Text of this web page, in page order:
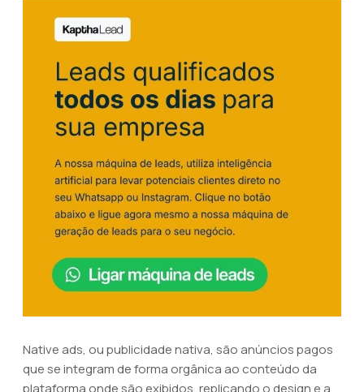
Native ads, ou publicidade nativa, são anúncios pagos
que se integram de forma orgânica ao conteúdo da
plataforma onde são exibidos, replicando o design e a